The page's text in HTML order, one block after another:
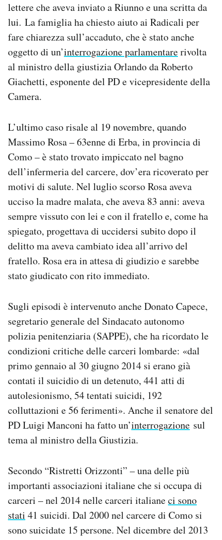
lettere che aveva inviato a Riunno e una scritta da
lui. La famiglia ha chiesto aiuto ai Radicali per
fare chiarezza sull’accaduto, che è stato anche
oggetto di un’interrogazione parlamentarerivolta
al ministro della giustizia Orlando da Roberto
Giachetti, esponente del PD e vicepresidente della
Camera.
L’ultimo caso risale al 19 novembre, quando
Massimo Rosa – 63enne di Erba, in provincia di
Como – è stato trovato impiccato nel bagno
dell’infermeria del carcere, dov’era ricoverato per
motivi di salute. Nel luglio scorso Rosa aveva
ucciso la madre malata, che aveva 83 anni: aveva
sempre vissuto con lei e con il fratello e, come ha
spiegato, progettava di uccidersi subito dopo il
delitto ma aveva cambiato idea all’arrivo del
fratello. Rosa era in attesa di giudizio e sarebbe
stato giudicato con rito immediato.
Sugli episodi è intervenuto anche Donato Capece,
segretario generale del Sindacato autonomo
polizia penitenziaria (SAPPE), che ha ricordato le
condizioni critiche delle carceri lombarde: «dal
primo gennaio al 30 giugno 2014 si erano già
contati il suicidio di un detenuto, 441 atti di
autolesionismo, 54 tentati suicidi, 192
colluttazioni e 56 ferimenti». Anche il senatore del
PD Luigi Manconi ha fatto un’interrogazione sul
tema al ministro della Giustizia.
Secondo “Ristretti Orizzonti” – una delle più
importanti associazioni italiane che si occupa di
carceri – nel 2014 nelle carceri italianeci sono
stati 41 suicidi. Dal 2000 nel carcere di Como si
sono suicidate 15 persone. Nel dicembre del 2013